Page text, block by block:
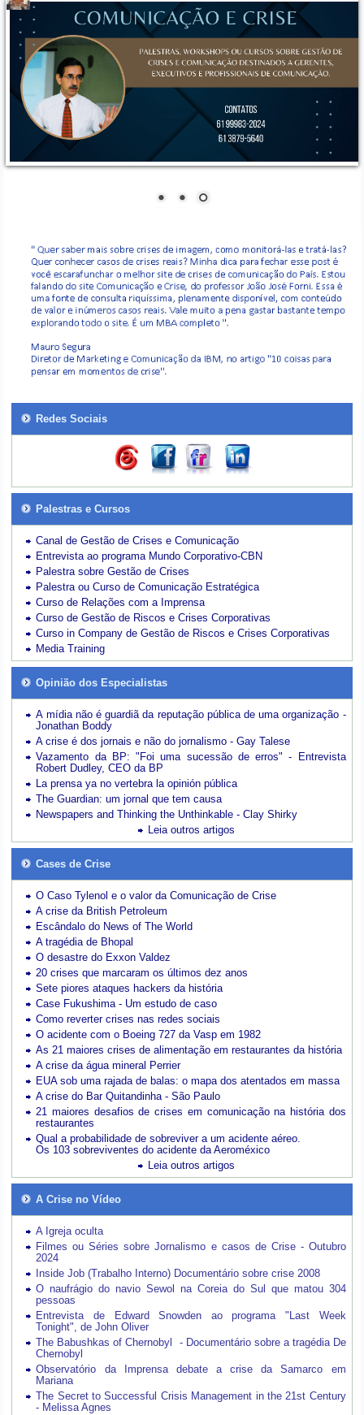
Redes Sociais
Palestras e Cursos
Canal de Gestão de Crises e Comunicação
Entrevista ao programa Mundo Corporativo-CBN
Palestra sobre Gestão de Crises
Palestra ou Curso de Comunicação Estratégica
Curso de Relações com a Imprensa
Curso de Gestão de Riscos e Crises Corporativas
Curso in Company de Gestão de Riscos e Crises Corporativas
Media Training
Opinião dos Especialistas
A mídia não é guardiã da reputação pública de uma organização -
Jonathan Boddy
A crise é dos jornais e não do jornalismo - Gay Talese
Vazamento da BP: "Foi uma sucessão de erros" - Entrevista
Robert Dudley, CEO da BP
La prensa ya no vertebra la opinión pública
The Guardian: um jornal que tem causa
Newspapers and Thinking the Unthinkable - Clay Shirky
Leia outros artigos
Cases de Crise
O Caso Tylenol e o valor da Comunicação de Crise
A crise da British Petroleum
Escândalo do News of The World
A tragédia de Bhopal
O desastre do Exxon Valdez
20 crises que marcaram os últimos dez anos
Sete piores ataques hackers da história
Case Fukushima - Um estudo de caso
Como reverter crises nas redes sociais
O acidente com o Boeing 727 da Vasp em 1982
As 21 maiores crises de alimentação em restaurantes da história
A crise da água mineral Perrier
EUA sob uma rajada de balas: o mapa dos atentados em massa
A crise do Bar Quitandinha - São Paulo
21 maiores desafios de crises em comunicação na história dos
restaurantes
Qual a probabilidade de sobreviver a um acidente aéreo.
Os 103 sobreviventes do acidente da Aeroméxico
Leia outros artigos
A Crise no Vídeo
A Igreja oculta
Filmes ou Séries sobre Jornalismo e casos de Crise - Outubro
2024
Inside Job (Trabalho Interno) Documentário sobre crise 2008
O naufrágio do navio Sewol na Coreia do Sul que matou 304
pessoas
Entrevista de Edward Snowden ao programa "Last Week
Tonight", de John Oliver
The Babushkas of Chernobyl - Documentário sobre a tragédia De
Chernobyl
Observatório da Imprensa debate a crise da Samarco em
Mariana
The Secret to Successful Crisis Management in the 21st Century
- Melissa Agnes